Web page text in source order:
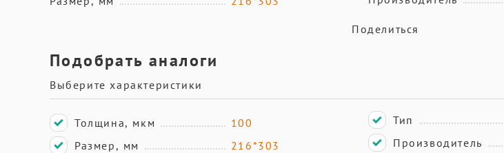
Поделиться
Подобрать аналоги
Выберите характеристики
Толщина, мкм
100
Размер, мм
216*303
Тип
Производитель